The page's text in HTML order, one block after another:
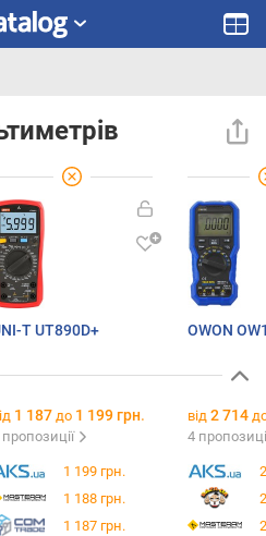
T UT890D+ OWON
1 187 до 1 199 грн.
пропозиції
від 2 714
4
1 199 грн.
1 188 грн.
1 187 грн.